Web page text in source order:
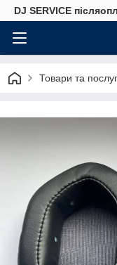
DJ SERVICE
Товари та